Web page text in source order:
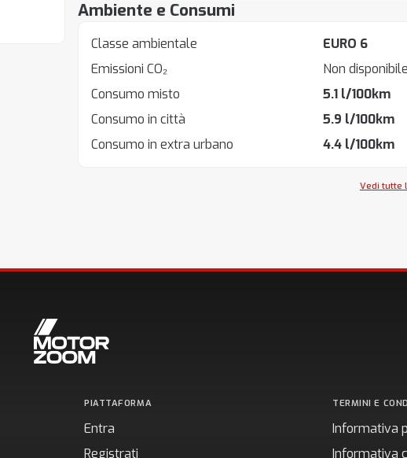
Ambiente e Consumi
Classe ambientale
EURO 6
Emissioni CO₂
Non disponibile
Consumo misto
5.1 l/100km
Consumo in città
5.9 l/100km
Consumo in extra urbano
4.4 l/100km
Vedi tutte
PIATTAFORMA
Entra
Registrati
TERMINI E
Informativa
Informativa